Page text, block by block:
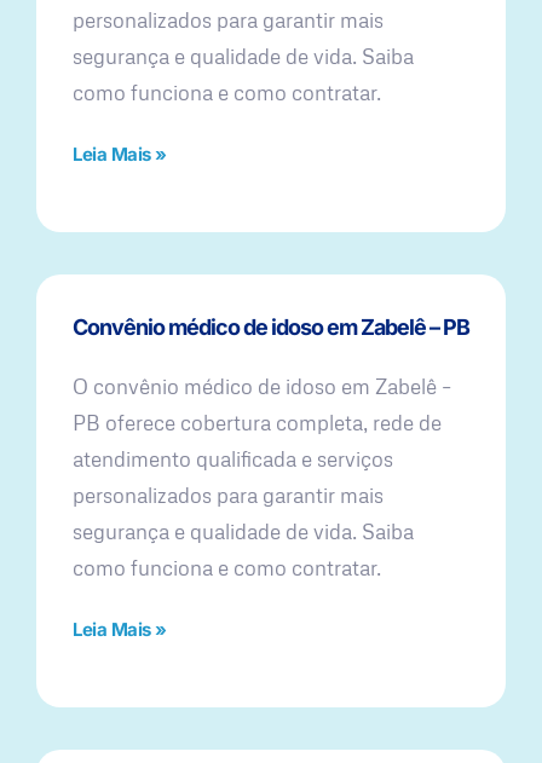
personalizados para garantir mais
segurança e qualidade de vida. Saiba
como funciona e como contratar.
Leia Mais »
Convênio médico de idoso em Zabelê – PB
O convênio médico de idoso em Zabelê –
PB oferece cobertura completa, rede de
atendimento qualificada e serviços
personalizados para garantir mais
segurança e qualidade de vida. Saiba
como funciona e como contratar.
Leia Mais »